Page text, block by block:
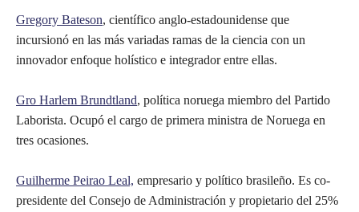
Gregory Bateson, científico anglo-estadounidense que
incursionó en las más variadas ramas de la ciencia con un
innovador enfoque holístico e integrador entre ellas.
Gro Harlem Brundtland, política noruega miembro del Partido
Laborista. Ocupó el cargo de primera ministra de Noruega en
tres ocasiones.
Guilherme Peirao Leal, empresario y político brasileño. Es co-
presidente del Consejo de Administración y propietario del 25%